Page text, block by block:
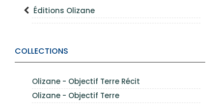
Éditions Olizane
COLLECTIONS
Olizane - Objectif Terre Récit
Olizane - Objectif Terre